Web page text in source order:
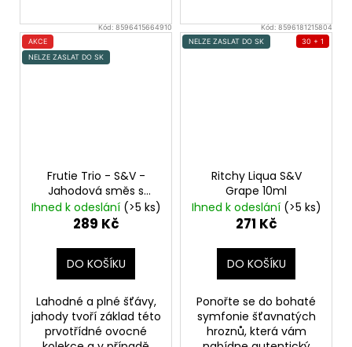
Kód:8596415664910
AKCE
NELZE ZASLAT DO SK
Frutie Trio - S&V -
Jahodová směs s
banánem - 10ml
Jahoda, Banán
Ihned k odeslání (>5 ks)
289 Kč
DO KOŠÍKU
Lahodné a plné šťávy,
jahody tvoří základ této
prvotřídné ovocné
Kód:8596181215804
NELZE ZASLAT DO SK
30 + 1
Ritchy Liqua S&V
Grape 10ml
Ihned k odeslání (>5 ks)
271 Kč
DO KOŠÍKU
Ponořte se do bohaté
symfonie šťavnatých
hroznů, která vám